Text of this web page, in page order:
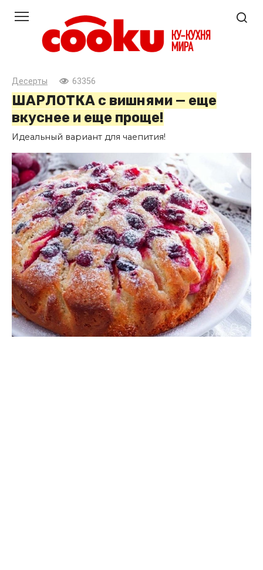
контенту
Десерты 63356
ШАРЛОТКА с вишнями — еще
вкуснее и еще проще!
Идеальный вариант для чаепития!